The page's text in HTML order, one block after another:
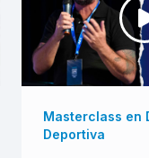
Masterclass en
Deportiva